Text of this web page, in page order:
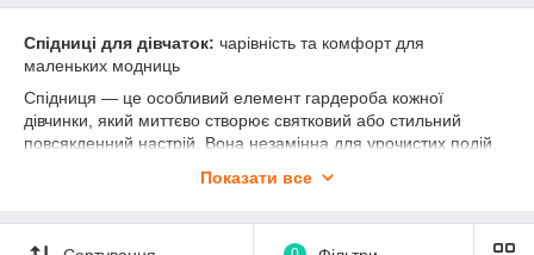
Спідниці для дівчаток: чарівність та комфорт для
маленьких модниць
Спідниця — це особливий елемент гардероба кожної
дівчинки, який миттєво створює святковий або стильний
повсякденний настрій. Вона незамінна для урочистих подій,
колекція поєднує витончений дизайн, яскраві тренди та
Показати все